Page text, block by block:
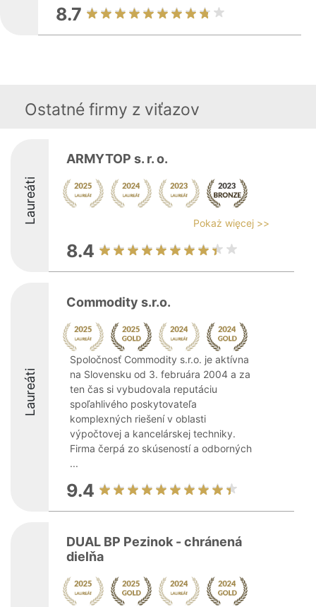
8.7
Ostatné firmy z viťazov
Laureáti
ARMYTOP s. r. o.
Pokaż więcej >>
8.4
Laureáti
Commodity s.r.o.
Spoločnosť Commodity s.r.o. je aktívna
na Slovensku od 3. februára 2004 a za
ten čas si vybudovala reputáciu
spoľahlivého poskytovateľa
komplexných riešení v oblasti
výpočtovej a kancelárskej techniky.
Firma čerpá zo skúseností a odborných
...
9.4
DUAL BP Pezinok - chránená
dielňa